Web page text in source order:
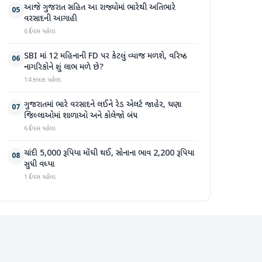
05 આજે ગુજરાત સહિત આ રાજ્યોમાં ભારેથી અતિભારે
વરસાદની આગાહી
6 દિવસ પહેલા
06 SBI માં 12 મહિનાની FD પર કેટલું વ્યાજ મળશે, વરિષ્ઠ
નાગરિકોને શું લાભ મળે છે?
14 કલાક પહેલા
07 ગુજરાતમાં ભારે વરસાદને લઈને રેડ એલર્ટ જાહેર, ઘણા
જિલ્લાઓમાં શાળાઓ અને કોલેજો બંધ
6 દિવસ પહેલા
08 ચાંદી 5,000 રૂપિયા મોંઘી થઈ, સોનાના ભાવ 2,200 રૂપિયા
સુધી વધ્યા
1 દિવસ પહેલા